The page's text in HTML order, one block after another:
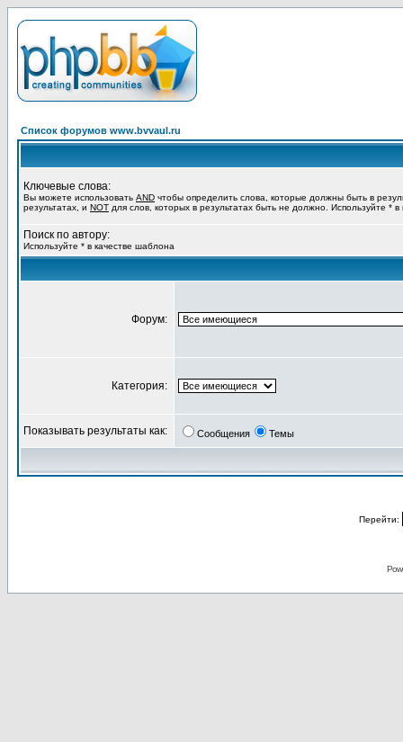
Список форумов www.bvvaul.ru
Ключевые слова:
Вы можете использовать AND чтобы определить слова, которые должны быть в
результатах, и NOT для слов, которых в результатах быть не должно. Используйте *
Поиск по автору:
Используйте * в качестве шаблона
Форум:
Категория:
Показывать результаты как: Сообщения Темы
Перейти: